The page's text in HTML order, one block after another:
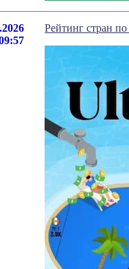
Рейтинг стран